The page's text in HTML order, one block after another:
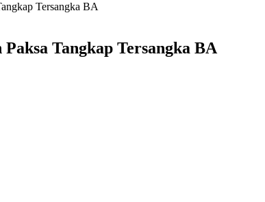
Tersangka BA
Tangkap Tersangka BA